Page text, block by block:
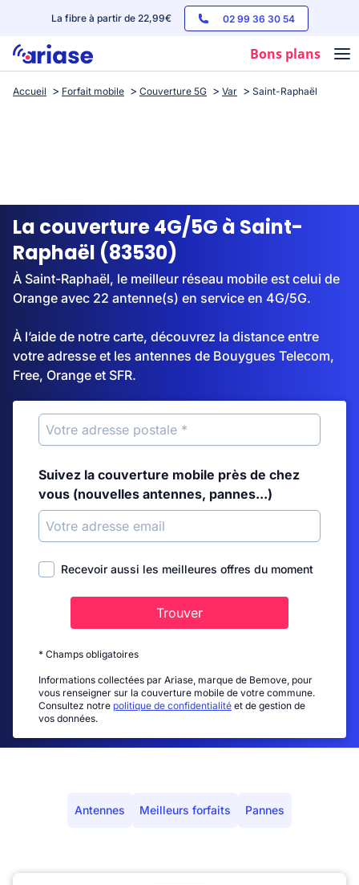
La fibre à partir de 22,99€ 02 99 36 30 54
Bons plans
Box internet
Streaming
Accueil Forfait mobile Couverture 5G Var Saint-Raphaël
La couverture 4G/5G à Saint-
Raphaël (83530)
À Saint-Raphaël, le meilleur réseau mobile est celui de
Orange avec 22 antenne(s) en service en 4G/5G.
À l’aide de notre carte, découvrez la distance entre
votre adresse et les antennes de Bouygues Telecom,
Free, Orange et SFR.
Suivez la couverture mobile près de chez
vous (nouvelles antennes, pannes...)
Recevoir aussi les meilleures offres du moment
Trouver
* Champs obligatoires
Informations collectées par Ariase, marque de Bemove, pour
vous renseigner sur la couverture mobile de votre commune.
Consultez notre politique de confidentialité et de gestion de
vos données.
Antennes Meilleurs forfaits Pannes